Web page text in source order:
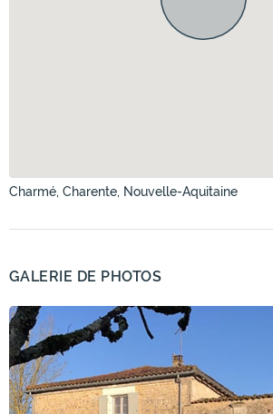
Charmé, Charente, Nouvelle-Aquitaine
GALERIE DE PHOTOS